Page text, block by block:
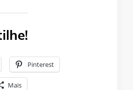
Pinterest
Mais